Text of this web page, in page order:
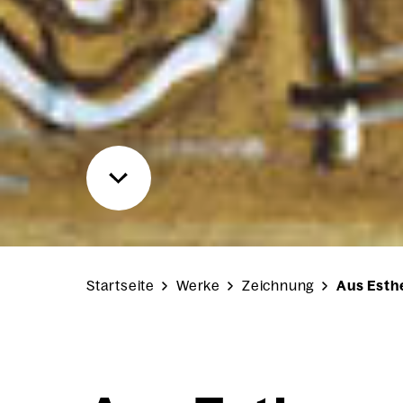
Startseite Werke Zeichnung Aus